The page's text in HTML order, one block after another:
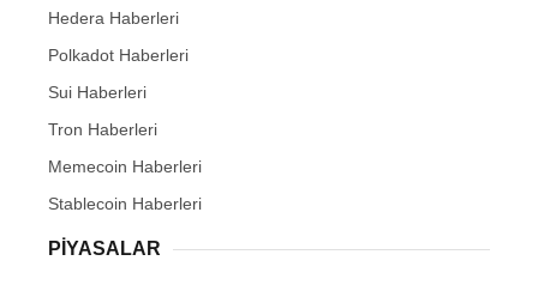
Hedera Haberleri
Polkadot Haberleri
Sui Haberleri
Tron Haberleri
Memecoin Haberleri
Stablecoin Haberleri
PIYASALAR